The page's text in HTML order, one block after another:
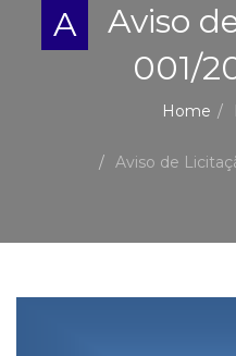
A
Aviso
001/
Home
Aviso de